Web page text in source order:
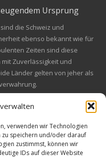
verwenden wir Technologien
speichern und/oder darauf
zustimmst, können wir
IDs auf dieser Website
Ursprung
die Schweiz und
ebenso bekannt wie für
Zeiten sind diese
Zuverlässigkeit und
Länder gelten von jeher als
origin
and Liechtenstein are
for their economic stability.
stability along with reliability
und Erfahrungen zu